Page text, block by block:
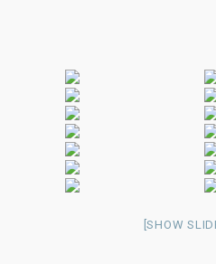
[SHOW